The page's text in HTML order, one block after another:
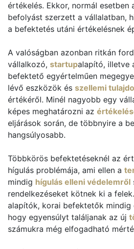
értékelés. Ekkor, normál esetben
befolyást szerzett a vállalatban,
a befektetés utáni értékelésnek
A valóságban azonban ritkán
vállalkozó, startupalapító, illetve
befektető egyértelműen
lévő eszközök és szellemi
értékéről. Minél nagyobb egy
képes meghatározni az
eljárások során, de többnyire a
hangsúlyosabb.
Többkörös befektetéseknél az
hígulás problémája, ami ellen a
mindig hígulás elleni védelemről
rendelkezéseket kötnek ki a
alapítók, korai befektetők mindig
hogy egyensúlyt találjanak az új
számukra még elfogadható